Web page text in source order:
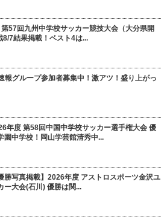
57回九州中学校サッカー競技大会（大分県開
8/7結果掲載！ベスト4は...
報グループ参加者募集中！激アツ！盛り上がっ
年度 第58回中国中学校サッカー選手権大会 優
園中学校！岡山学芸館清秀中...
勝写真掲載】2026年度 アストロスポーツ金沢ユ
ー大会(石川) 優勝は関...